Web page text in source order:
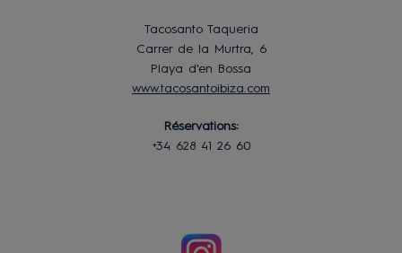
Tacosanto Taqueria
Carrer de la Murtra, 6
Playa d'en Bossa
www.tacosantoibiza.com
Réservations:
+34 628 41 26 60